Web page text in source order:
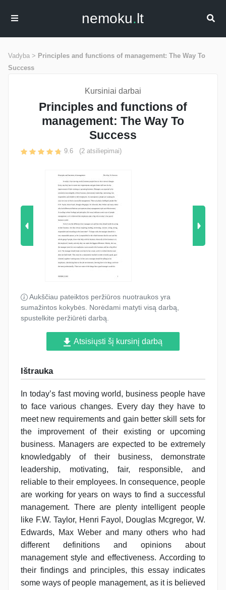
nemoku.lt
Vadyba > Principles and functions of management: The Way To
Success
Kursiniai darbai
Principles and functions of
management: The Way To
Success
9.6 (2 atsiliepimai)
Aukščiau pateiktos peržiūros nuotraukos yra
sumažintos kokybės. Norėdami matyti visą darbą,
spustelkite peržiūrėti darbą.
Atsisiųsti šį kursinį darbą
Ištrauka
In today’s fast moving world, business people have
to face various changes. Every day they have to
meet new requirements and gain better skill sets for
the improvement of their existing or upcoming
business. Managers are expected to be extremely
knowledgably of their business, demonstrate
leadership, motivating, fair, responsible, and
reliable to their employees. In consequence, people
are working for years on ways to find a successful
management. There are plenty intelligent people
like F.W. Taylor, Henri Fayol, Douglas Mcgregor, W.
Edwards, Max Weber and many others who had
different definitions and opinions about
management style and effectiveness. According to
their findings and principles, this essay indicates
some ways of people management, as it is believed